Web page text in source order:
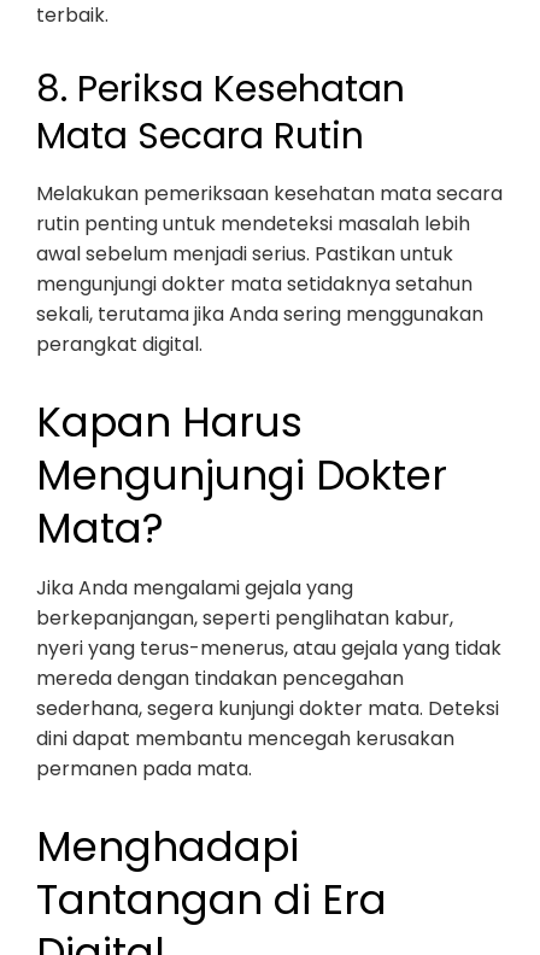
terbaik.
8. Periksa Kesehatan
Mata Secara Rutin
Melakukan pemeriksaan kesehatan mata secara
rutin penting untuk mendeteksi masalah lebih
awal sebelum menjadi serius. Pastikan untuk
mengunjungi dokter mata setidaknya setahun
sekali, terutama jika Anda sering menggunakan
perangkat digital.
Kapan Harus
Mengunjungi Dokter
Mata?
Jika Anda mengalami gejala yang
berkepanjangan, seperti penglihatan kabur,
nyeri yang terus-menerus, atau gejala yang tidak
mereda dengan tindakan pencegahan
sederhana, segera kunjungi dokter mata. Deteksi
dini dapat membantu mencegah kerusakan
permanen pada mata.
Menghadapi
Tantangan di Era